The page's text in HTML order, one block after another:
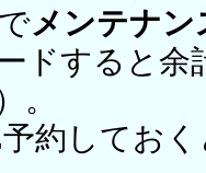
メンテナ
ドすると余
。
約してお